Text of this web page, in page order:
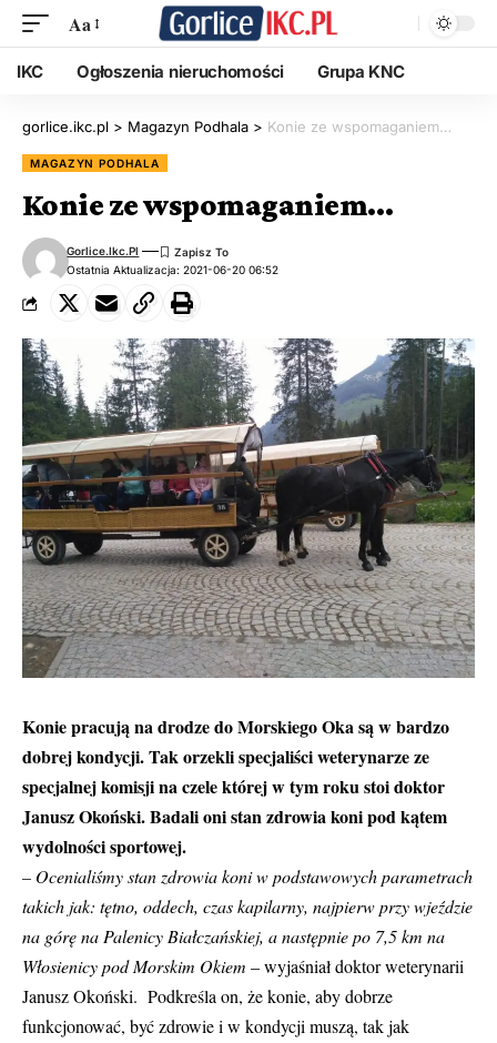
Aa
IKC Ogłoszenia nieruchomości Grupa KNC
gorlice.ikc.pl > Magazyn Podhala > Konie ze wspomaganiem…
MAGAZYN PODHALA
Konie ze wspomaganiem…
Ostatnia Aktualizacja: 2021-06-20 06:52
Gorlice.ikc.pl
Konie pracują na drodze do Morskiego Oka są w bardzo
dobrej kondycji. Tak orzekli specjaliści weterynarze ze
specjalnej komisji na czele której w tym roku stoi doktor
Janusz Okoński. Badali oni stan zdrowia koni pod kątem
wydolności sportowej.
– Ocenialiśmy stan zdrowia koni w podstawowych parametrach
takich jak: tętno, oddech, czas kapilarny, najpierw przy wjeździe
na górę na Palenicy Białczańskiej, a następnie po 7,5 km na
Włosienicy pod Morskim Okiem – wyjaśniał doktor weterynarii
Janusz Okoński. Podkreśla on, że konie, aby dobrze
funkcjonować, być zdrowie i w kondycji muszą, tak jak